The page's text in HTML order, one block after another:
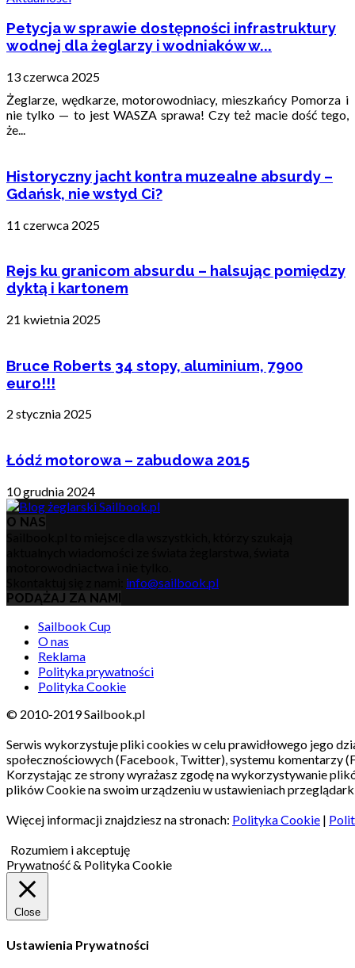
Petycja w sprawie dostępności infrastruktury
wodnej dla żeglarzy i wodniaków w...
13 czerwca 2025
Żeglarze, wędkarze, motorowodniacy, mieszkańcy Pomorza i
nie tylko — to jest WASZA sprawa! Czy też macie dość tego,
że...
Historyczny jacht kontra muzealne absurdy –
Gdańsk, nie wstyd Ci?
11 czerwca 2025
Rejs ku granicom absurdu – halsując pomiędzy
dyktą i kartonem
21 kwietnia 2025
Bruce Roberts 34 stopy, aluminium, 7900
euro!!!
2 stycznia 2025
Łódź motorowa – zabudowa 2015
10 grudnia 2024
O NAS
info@sailbook.pl
PODĄŻAJ ZA NAMI
Sailbook Cup
O nas
Reklama
Polityka prywatności
Polityka Cookie
© 2010-2019 Sailbook.pl
Serwis wykorzystuje pliki cookies w celu prawidłowego jego
społecznościowych (Facebook, Twitter), systemu komentarzy
Korzystając ze strony wyrażasz zgodę na wykorzystywanie
plików Cookie na swoim urządzeniu w ustawieniach
Więcej informacji znajdziesz na stronach: Polityka Cookie |
Rozumiem i akceptuję
Prywatność & Polityka Cookie
Close
Ustawienia Prywatności